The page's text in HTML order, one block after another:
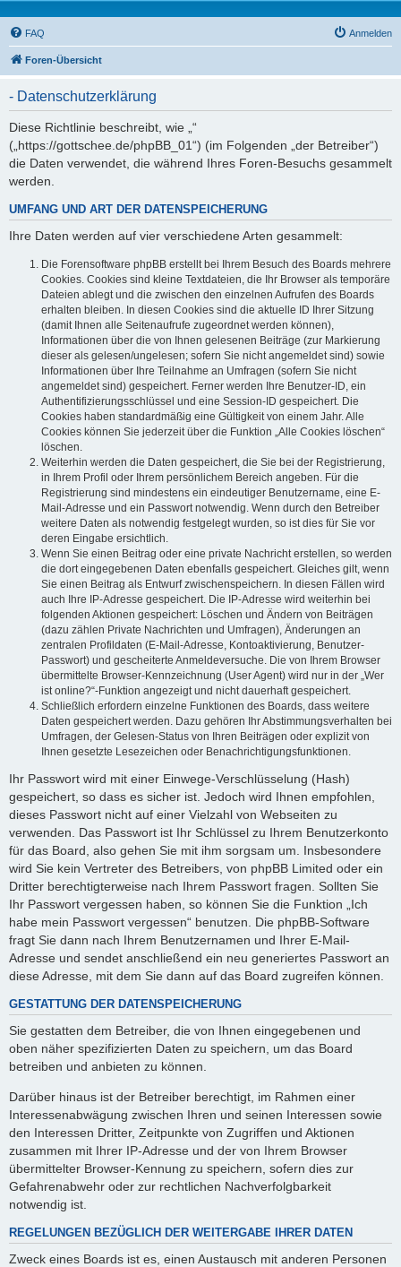
FAQ Anmelden
Foren-Übersicht
- Datenschutzerklärung
Diese Richtlinie beschreibt, wie „“
(„https://gottschee.de/phpBB_01“) (im Folgenden „der Betreiber“)
die Daten verwendet, die während Ihres Foren-Besuchs gesammelt
werden.
UMFANG UND ART DER DATENSPEICHERUNG
Ihre Daten werden auf vier verschiedene Arten gesammelt:
Die Forensoftware phpBB erstellt bei Ihrem Besuch des Boards mehrere
Cookies. Cookies sind kleine Textdateien, die Ihr Browser als temporäre
Dateien ablegt und die zwischen den einzelnen Aufrufen des Boards
erhalten bleiben. In diesen Cookies sind die aktuelle ID Ihrer Sitzung
(damit Ihnen alle Seitenaufrufe zugeordnet werden können),
Informationen über die von Ihnen gelesenen Beiträge (zur Markierung
dieser als gelesen/ungelesen; sofern Sie nicht angemeldet sind) sowie
Informationen über Ihre Teilnahme an Umfragen (sofern Sie nicht
angemeldet sind) gespeichert. Ferner werden Ihre Benutzer-ID, ein
Authentifizierungsschlüssel und eine Session-ID gespeichert. Die
Cookies haben standardmäßig eine Gültigkeit von einem Jahr. Alle
Cookies können Sie jederzeit über die Funktion „Alle Cookies löschen“
löschen.
Weiterhin werden die Daten gespeichert, die Sie bei der Registrierung,
in Ihrem Profil oder Ihrem persönlichem Bereich angeben. Für die
Registrierung sind mindestens ein eindeutiger Benutzername, eine E-
Mail-Adresse und ein Passwort notwendig. Wenn durch den Betreiber
weitere Daten als notwendig festgelegt wurden, so ist dies für Sie vor
deren Eingabe ersichtlich.
Wenn Sie einen Beitrag oder eine private Nachricht erstellen, so werden
die dort eingegebenen Daten ebenfalls gespeichert. Gleiches gilt, wenn
Sie einen Beitrag als Entwurf zwischenspeichern. In diesen Fällen wird
auch Ihre IP-Adresse gespeichert. Die IP-Adresse wird weiterhin bei
folgenden Aktionen gespeichert: Löschen und Ändern von Beiträgen
(dazu zählen Private Nachrichten und Umfragen), Änderungen an
zentralen Profildaten (E-Mail-Adresse, Kontoaktivierung, Benutzer-
Passwort) und gescheiterte Anmeldeversuche. Die von Ihrem Browser
übermittelte Browser-Kennzeichnung (User Agent) wird nur in der „Wer
ist online?“-Funktion angezeigt und nicht dauerhaft gespeichert.
Schließlich erfordern einzelne Funktionen des Boards, dass weitere
Daten gespeichert werden. Dazu gehören Ihr Abstimmungsverhalten bei
Umfragen, der Gelesen-Status von Ihren Beiträgen oder explizit von
Ihnen gesetzte Lesezeichen oder Benachrichtigungsfunktionen.
Ihr Passwort wird mit einer Einwege-Verschlüsselung (Hash)
gespeichert, so dass es sicher ist. Jedoch wird Ihnen empfohlen,
dieses Passwort nicht auf einer Vielzahl von Webseiten zu
verwenden. Das Passwort ist Ihr Schlüssel zu Ihrem Benutzerkonto
für das Board, also gehen Sie mit ihm sorgsam um. Insbesondere
wird Sie kein Vertreter des Betreibers, von phpBB Limited oder ein
Dritter berechtigterweise nach Ihrem Passwort fragen. Sollten Sie
Ihr Passwort vergessen haben, so können Sie die Funktion „Ich
habe mein Passwort vergessen“ benutzen. Die phpBB-Software
fragt Sie dann nach Ihrem Benutzernamen und Ihrer E-Mail-
Adresse und sendet anschließend ein neu generiertes Passwort an
diese Adresse, mit dem Sie dann auf das Board zugreifen können.
GESTATTUNG DER DATENSPEICHERUNG
Sie gestatten dem Betreiber, die von Ihnen eingegebenen und
oben näher spezifizierten Daten zu speichern, um das Board
betreiben und anbieten zu können.
Darüber hinaus ist der Betreiber berechtigt, im Rahmen einer
Interessenabwägung zwischen Ihren und seinen Interessen sowie
den Interessen Dritter, Zeitpunkte von Zugriffen und Aktionen
zusammen mit Ihrer IP-Adresse und der von Ihrem Browser
übermittelter Browser-Kennung zu speichern, sofern dies zur
Gefahrenabwehr oder zur rechtlichen Nachverfolgbarkeit
notwendig ist.
REGELUNGEN BEZÜGLICH DER WEITERGABE IHRER DATEN
Zweck eines Boards ist es, einen Austausch mit anderen Personen